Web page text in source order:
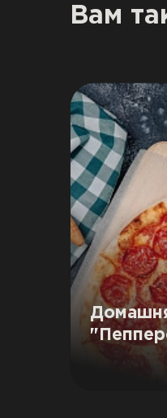
Вам